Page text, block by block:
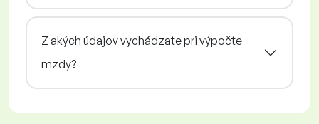
Z akých údajov vychádzate pri výpočte
mzdy?